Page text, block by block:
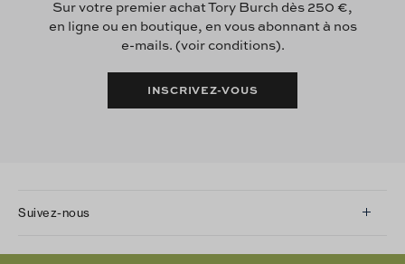
Sur votre premier achat Tory Burch dès 250 €,
en ligne ou en boutique, en vous abonnant à nos
e-mails. (voir conditions).
INSCRIVEZ-VOUS
Suivez-nous